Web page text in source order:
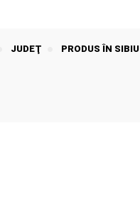
JUDEŢ PRODUS ÎN SIBIU